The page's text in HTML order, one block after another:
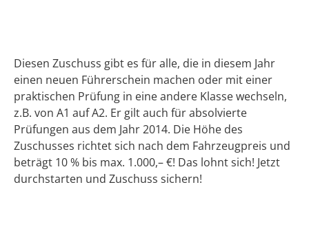
Diesen Zuschuss gibt es für alle, die in diesem Jahr
einen neuen Führerschein machen oder mit einer
praktischen Prüfung in eine andere Klasse wechseln,
z.B. von A1 auf A2. Er gilt auch für absolvierte
Prüfungen aus dem Jahr 2014. Die Höhe des
Zuschusses richtet sich nach dem Fahrzeugpreis und
beträgt 10 % bis max. 1.000,– €! Das lohnt sich! Jetzt
durchstarten und Zuschuss sichern!